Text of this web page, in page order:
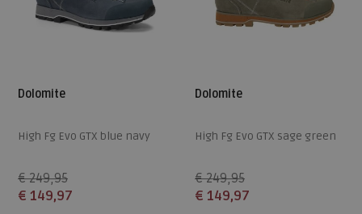
Dolomite
High Fg Evo GTX blue navy
€ 249,95
€ 149,97
Dolomite
High Fg Evo GTX sage green
€ 249,95
€ 149,97